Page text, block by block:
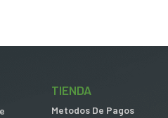
TIENDA
Metodos De Pagos